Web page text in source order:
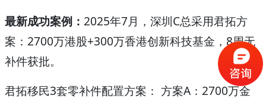
最新成功案例： 2025年7月，深圳C总采用君拓方
案：2700万港股+300万香港创新科技基金，8周无
补件获批。
君拓移民3套零补件配置方案： 方案A：2700万金